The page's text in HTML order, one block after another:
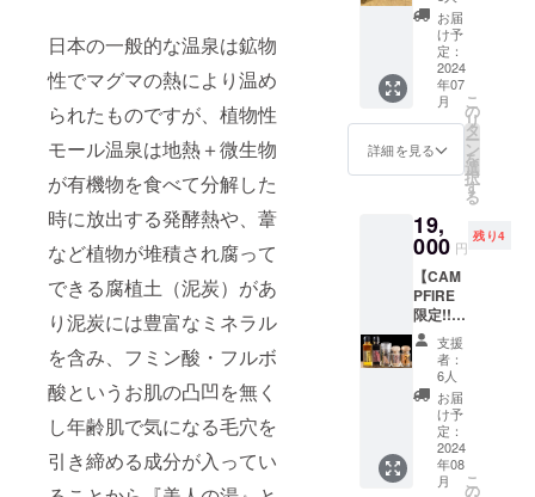
日本の一般的な温泉は鉱物
性でマグマの熱により温め
られたものですが、植物性
モール温泉は地熱＋微生物
が有機物を食べて分解した
時に放出する発酵熱や、葦
など植物が堆積され腐って
できる腐植土（泥炭）があ
り泥炭には豊富なミネラル
を含み、フミン酸・フルボ
酸というお肌の凸凹を無く
し年齢肌で気になる毛穴を
引き締める成分が入ってい
い致し
ます。
フにお
渡しく
ださ
い。 ※
有効期
限は裏
面の日
付から5
だきま
す。
できる
日帰り
入浴ペ
アチ
ケット
プレゼ
ントな
ど様々
ます。
※アル
コール
軽食付
き ※会
場はふ
く井ホ
テルに
なりま
す。 ※
日時は
決まり
次第ご
連絡い
たしま
（内
容） 足
湯プロ
ジェク
ト終了
後、一
定の期
間ふく
井ホテ
ルのイ
メー
ション
ボード
にて会
社名も
しくは
個人名
を掲載
させて
いただ
きま
す。 ・
ふく井
ホテル
日帰り
お届
け予
定：
2024
年07
月
詳細を見る
こ
の
リ
タ
ー
ン
を
選
択
す
る
19,
000 円
残り4
【CAM
PFIRE
限定!!
冷燻調
味料・5
種贈答
セット
＋日帰
り入浴
券6枚】
（内
容）
支援
者：
6人
お届
け予
定：
2024
年08
月
こ
の